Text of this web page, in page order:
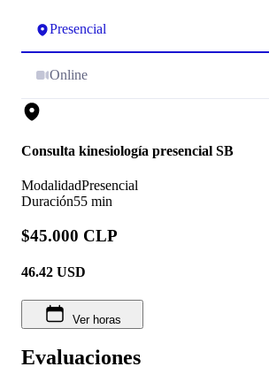
Presencial
Online
Consulta kinesiología presencial SB
ModalidadPresencial
Duración55 min
$45.000 CLP
46.42 USD
Ver horas
Evaluaciones